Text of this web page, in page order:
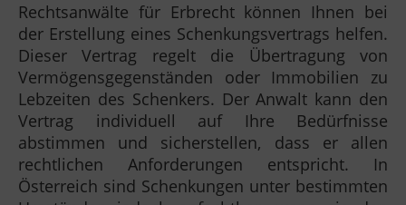
Rechtsanwälte für Erbrecht können Ihnen bei
der Erstellung eines Schenkungsvertrags helfen.
Dieser Vertrag regelt die Übertragung von
Vermögensgegenständen oder Immobilien zu
Lebzeiten des Schenkers. Der Anwalt kann den
Vertrag individuell auf Ihre Bedürfnisse
abstimmen und sicherstellen, dass er allen
rechtlichen Anforderungen entspricht. In
Österreich sind Schenkungen unter bestimmten